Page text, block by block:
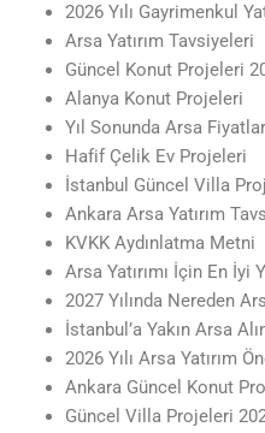
2026 Yılı Gayrimenkul
Arsa Yatırım Tavsiyeleri
Güncel Konut Projeleri
Alanya Konut Projeleri
Yıl Sonunda Arsa
Hafif Çelik Ev Projeleri
İstanbul Güncel Villa
Ankara Arsa Yatırım
KVKK Aydınlatma Metni
Arsa Yatırımı İçin En İyi
2027 Yılında Nereden
İstanbul’a Yakın Arsa
2026 Yılı Arsa Yatırım
Ankara Güncel Konut
Güncel Villa Projeleri